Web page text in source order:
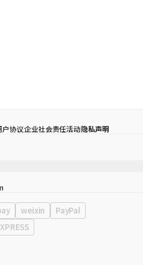
户协议企业社会责任活动隐私声明
号 3楼 （三成洞， coex)
weixin
PayPal